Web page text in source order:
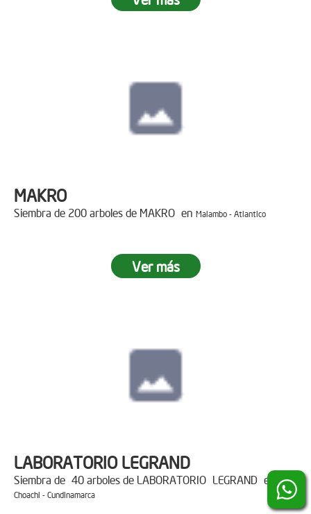
MAKRO
Siembra de 200 arboles de MAKRO en Malambo - Atlantico
Ver más
LABORATORIO LEGRAND
Siembra de 40 arboles de LABORATORIO LEGRAND en
Choachi - Cundinamarca